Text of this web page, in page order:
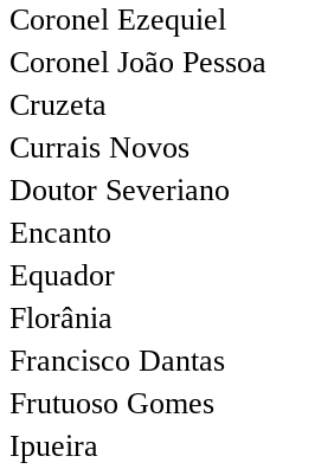
Coronel Ezequiel
Coronel João Pessoa
Cruzeta
Currais Novos
Doutor Severiano
Encanto
Equador
Florânia
Francisco Dantas
Frutuoso Gomes
Ipueira